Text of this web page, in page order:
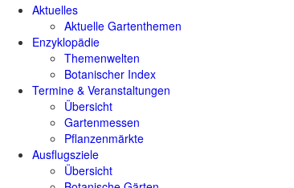
Aktuelles
Aktuelle Gartenthemen
Enzyklopädie
Themenwelten
Botanischer Index
Termine & Veranstaltungen
Übersicht
Gartenmessen
Pflanzenmärkte
Ausflugsziele
Übersicht